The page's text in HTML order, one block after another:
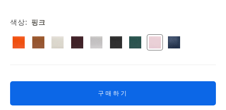
색상 핑크
구매하기